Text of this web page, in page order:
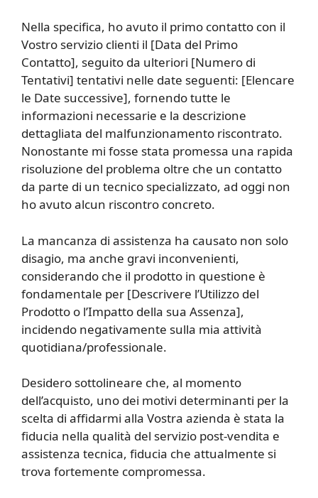
Nella specifica, ho avuto il primo contatto con il
Vostro servizio clienti il [Data del Primo
Contatto], seguito da ulteriori [Numero di
Tentativi] tentativi nelle date seguenti: [Elencare
le Date successive], fornendo tutte le
informazioni necessarie e la descrizione
dettagliata del malfunzionamento riscontrato.
Nonostante mi fosse stata promessa una rapida
risoluzione del problema oltre che un contatto
da parte di un tecnico specializzato, ad oggi non
ho avuto alcun riscontro concreto.
La mancanza di assistenza ha causato non solo
disagio, ma anche gravi inconvenienti,
considerando che il prodotto in questione è
fondamentale per [Descrivere l’Utilizzo del
Prodotto o l’Impatto della sua Assenza],
incidendo negativamente sulla mia attività
quotidiana/professionale.
Desidero sottolineare che, al momento
dell’acquisto, uno dei motivi determinanti per la
scelta di affidarmi alla Vostra azienda è stata la
fiducia nella qualità del servizio post-vendita e
assistenza tecnica, fiducia che attualmente si
trova fortemente compromessa.